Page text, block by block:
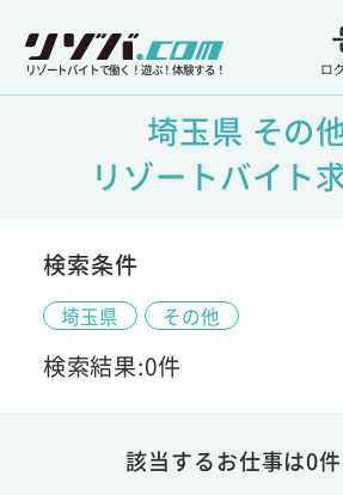
リゾートバイトで働く！遊ぶ！体験する！ ロ
埼玉県 その
リゾートバイト
検索条件
埼玉県 その他
検索結果:0件
該当するお仕事は0